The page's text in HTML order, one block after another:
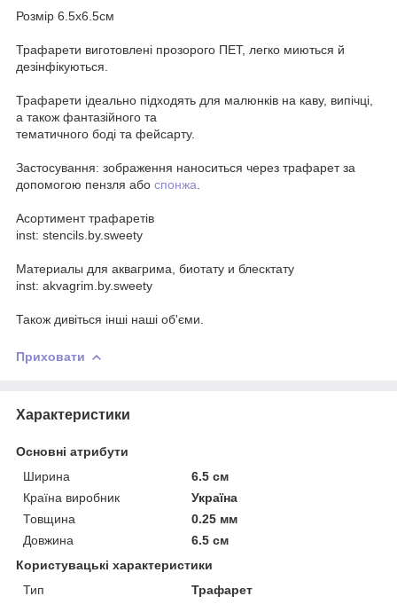
Розмір 6.5х6.5см
Трафарети виготовлені прозорого ПЕТ, легко миються й
дезінфікуються.
Трафарети ідеально підходять для малюнків на каву, випічці,
а також фантазійного та
тематичного боді та фейсарту.
Застосування: зображення наноситься через трафарет за
допомогою пензля або спонжа
Асортимент трафаретів
inst: stencils.by.sweety
Материалы для аквагрима, биотату и блесктату
inst: akvagrim.by.sweety
Також дивіться інші наші об'єми.
Приховати
Характеристики
Основні атрибути
Ширина
6.5 см
Країна виробник
Україна
Товщина
0.25 мм
Довжина
6.5 см
Користувацькі характеристики
Тип
Трафарет